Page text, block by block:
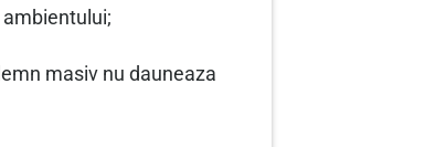
masiv nu dauneaza